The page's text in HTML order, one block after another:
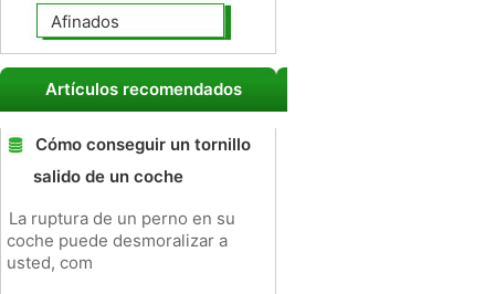
Afinados
Artículos recomendados
Cómo conseguir un tornillo
salido de un coche
La ruptura de un perno en su
coche puede desmoralizar a
usted, com